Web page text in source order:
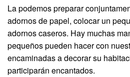
La podemos preparar
adornos de papel, colocar un
adornos caseros. Hay muchas
pequeños pueden hacer con
encaminadas a decorar su
participarán encantados.